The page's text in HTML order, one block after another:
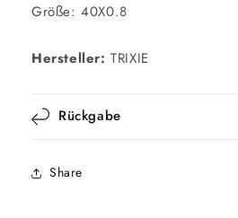
Größe: 40X0.8
Hersteller:TRIXIE
Rückgabe
Share